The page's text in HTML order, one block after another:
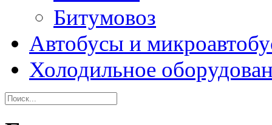
Битумовоз
Автобусы и
Холодильное